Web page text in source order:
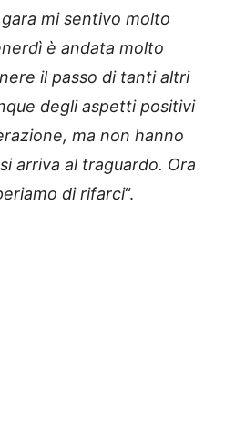
mi sentivo molto
è andata molto
il passo di tanti altri
degli aspetti positivi
ma non hanno
arriva al traguardo. Ora
di rifarci“.